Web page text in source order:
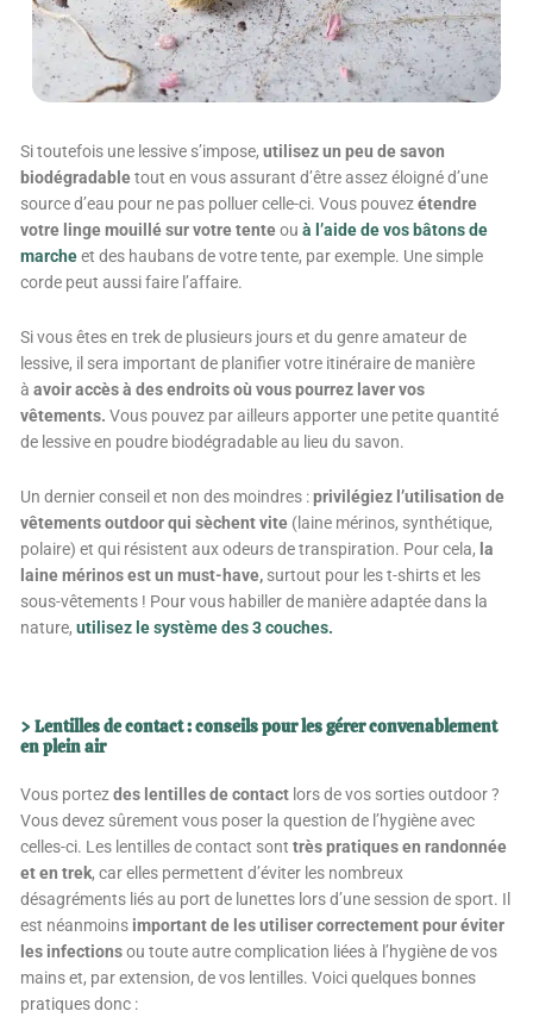
Si toutefois une lessive s’impose,utilisez un peu de savon
biodégradabletout en vous assurant d’être assez éloigné d’une
source d’eau pour ne pas polluer celle-ci. Vous pouvezétendre
votre linge mouillé sur votre tenteou à l’aide de vos bâtons de
marche et des haubans de votre tente, par exemple. Une simple
corde peut aussi faire l’affaire.
Si vous êtes en trek de plusieurs jours et du genre amateur de
lessive, il sera important de planifier votre itinéraire de manière
àavoir accès à des endroits où vous pourrez laver vos
vêtements.Vous pouvez par ailleurs apporter une petite quantité
de lessive en poudre biodégradable au lieu du savon.
Un dernier conseil et non des moindres :privilégiez l’utilisation de
vêtements outdoor qui sèchent vite (laine mérinos, synthétique,
polaire) et qui résistent aux odeurs de transpiration. Pour cela, la
laine mérinos est un must-have, surtout pour les t-shirts et les
sous-vêtements ! Pour vous habiller de manière adaptée dans la
nature,utilisez le système des 3 couches.
> Lentilles de contact : conseils pour les gérer convenablement
en plein air
Vous portezdes lentilles de contact lors de vos sorties outdoor ?
Vous devez sûrement vous poser la question de l’hygiène avec
celles-ci. Les lentilles de contact sonttrès pratiques en randonnée
et en trek, car elles permettent d’éviter les nombreux
désagréments liés au port de lunettes lors d’une session de sport. Il
est néanmoins important de les utiliser correctement pour éviter
les infectionsou toute autre complication liées à l’hygiène de vos
mains et, par extension, de vos lentilles. Voici quelques bonnes
pratiques donc :